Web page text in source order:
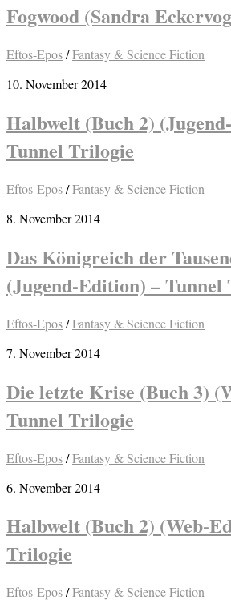
Fogwood (Sandra
Eftos-Epos/Fantasy & Science Fiction
10. November 2014
Halbwelt (Buch 2)
Tunnel Trilogie
Eftos-Epos/Fantasy & Science Fiction
8. November 2014
Das Königreich der
(Jugend-Edition) –
Eftos-Epos/Fantasy & Science Fiction
7. November 2014
Die letzte Krise (Buch 3)
Tunnel Trilogie
Eftos-Epos/Fantasy & Science Fiction
6. November 2014
Halbwelt (Buch 2) (Web-
Trilogie
Eftos-Epos/Fantasy & Science Fiction